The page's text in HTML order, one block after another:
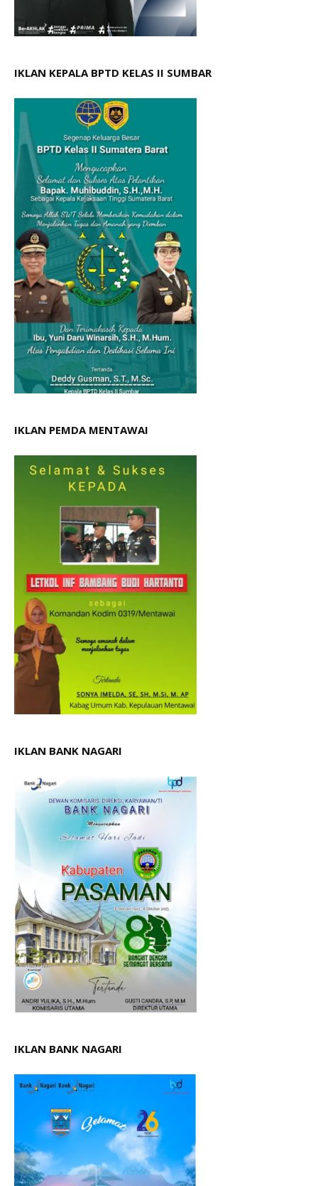
IKLAN KEPALA BPTD KELAS II SUMBAR
IKLAN PEMDA MENTAWAI
IKLAN BANK NAGARI
IKLAN BANK NAGARI